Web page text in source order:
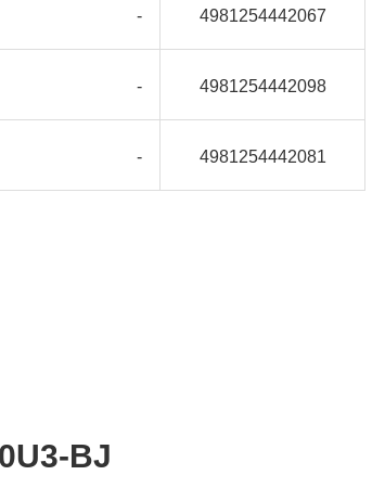
- 4981254442067
- 4981254442098
- 4981254442081
BJ